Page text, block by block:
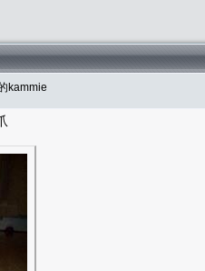
kammie